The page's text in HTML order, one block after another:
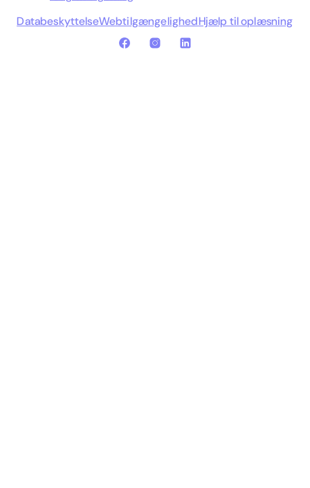
DatabeskyttelseWebtilgængelighedHjælp til oplæsning